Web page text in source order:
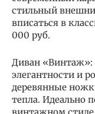
стильный
вписаться в
000 руб.
Диван «Винтаж»:
элегантности и
деревянные
тепла. Идеально